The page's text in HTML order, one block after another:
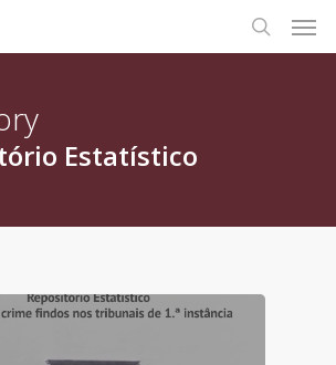
Estatístico